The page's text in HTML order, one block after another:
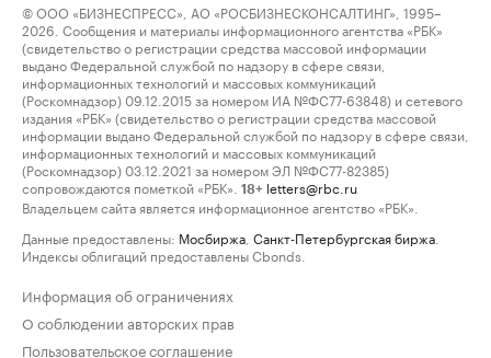
© ООО «БИЗНЕСПРЕСС», АО «РОСБИЗНЕСКОНСАЛТИНГ», 1995–
2026. Сообщения и материалы информационного агентства «РБК»
(свидетельство о регистрации средства массовой информации
выдано Федеральной службой по надзору в сфере связи,
информационных технологий и массовых коммуникаций
(Роскомнадзор) 09.12.2015 за номером ИА №ФС77-63848) и сетевого
издания «РБК» (свидетельство о регистрации средства массовой
информации выдано Федеральной службой по надзору в сфере связи,
информационных технологий и массовых коммуникаций
(Роскомнадзор) 03.12.2021 за номером ЭЛ №ФС77-82385)
сопровождаются пометкой «РБК».
18+ letters@rbc.ru
Владельцем сайта является информационное агентство «РБК».
Данные предоставлены: Мосбиржа Санкт-Петербургская биржа
Индексы облигаций предоставлены Cbonds.
Информация об ограничениях
О соблюдении авторских прав
Пользовательское соглашение